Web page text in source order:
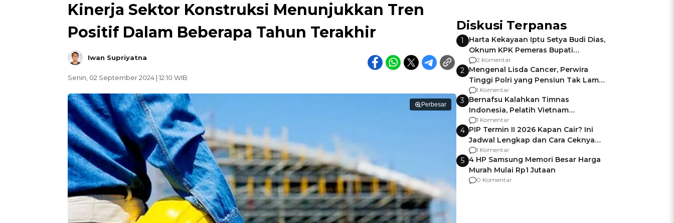
Kinerja Sektor Konstruksi Menunjukkan Tren
Positif Dalam Beberapa Tahun Terakhir
Iwan Supriyatna
Senin, 02 September 2024 | 12:10 WIB
Perbesar
Diskusi Terpanas
1
Harta Kekayaan Iptu Setya Budi Dias,
Oknum KPK Pemeras Bupati
Pemalang
2 Komentar
2 Mengenal Lisda Cancer, Perwira
Tinggi Polri yang Pensiun Tak Lama
Usai Jadi Brigjen
1 Komentar
3 Bernafsu Kalahkan Timnas
Indonesia, Pelatih Vietnam
Berencana Pakai Jimat di Pakansari
1 Komentar
4 PIP Termin II 2026 Kapan Cair? Ini
Jadwal Lengkap dan Cara Ceknya
agar Dana Tidak Hangus!
1 Komentar
5 4 HP Samsung Memori Besar Harga
Murah Mulai Rp1 Jutaan
0 Komentar